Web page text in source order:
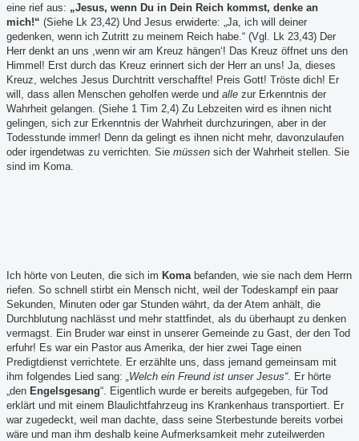
eine rief aus: „Jesus, wenn Du in Dein Reich kommst, denke an
mich!“ (Siehe Lk 23,42) Und Jesus erwiderte: „Ja, ich will deiner
gedenken, wenn ich Zutritt zu meinem Reich habe.“ (Vgl. Lk 23,43) Der
Herr denkt an uns ,wenn wir am Kreuz hängen‘! Das Kreuz öffnet uns den
Himmel! Erst durch das Kreuz erinnert sich der Herr an uns! Ja, dieses
Kreuz, welches Jesus Durchtritt verschaffte! Preis Gott! Tröste dich! Er
will, dass allen Menschen geholfen werde und alle zur Erkenntnis der
Wahrheit gelangen. (Siehe 1 Tim 2,4) Zu Lebzeiten wird es ihnen nicht
gelingen, sich zur Erkenntnis der Wahrheit durchzuringen, aber in der
Todesstunde immer! Denn da gelingt es ihnen nicht mehr, davonzulaufen
oder irgendetwas zu verrichten. Sie müssen sich der Wahrheit stellen. Sie
sind im Koma.
Ich hörte von Leuten, die sich im Koma befanden, wie sie nach dem Herrn
riefen. So schnell stirbt ein Mensch nicht, weil der Todeskampf ein paar
Sekunden, Minuten oder gar Stunden währt, da der Atem anhält, die
Durchblutung nachlässt und mehr stattfindet, als du überhaupt zu denken
vermagst. Ein Bruder war einst in unserer Gemeinde zu Gast, der den Tod
erfuhr! Es war ein Pastor aus Amerika, der hier zwei Tage einen
Predigtdienst verrichtete. Er erzählte uns, dass jemand gemeinsam mit
ihm folgendes Lied sang:
„Welch ein Freund ist unser Jesus“. Er hörte
„den Engelsgesang“. Eigentlich wurde er bereits aufgegeben, für Tod
erklärt und mit einem Blaulichtfahrzeug ins Krankenhaus transportiert. Er
war zugedeckt, weil man dachte, dass seine Sterbestunde bereits vorbei
wäre und man ihm deshalb keine Aufmerksamkeit mehr zuteilwerden